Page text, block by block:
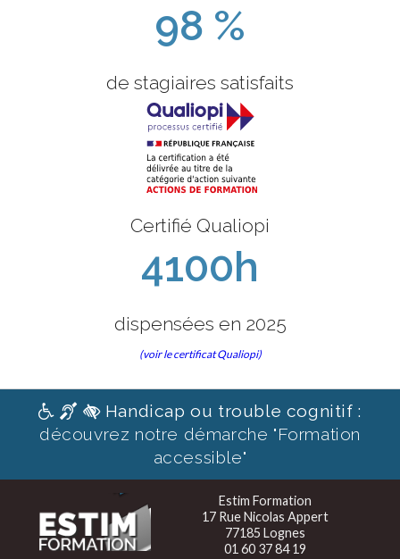
98 %
de stagiaires satisfaits
Certifié Qualiopi
4100h
dispensées en 2025
(voir le certificat Qualiopi)
Handicap ou trouble cognitif :
découvrez notre démarche "Formation
accessible"
Estim Formation
17 Rue Nicolas Appert
77185 Lognes
01 60 37 84 19